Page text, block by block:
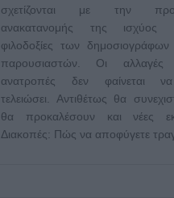
σχετίζονται με την
ανακατανομής της ισχύος
φιλοδοξίες των
παρουσιαστών. Οι
ανατροπές δεν φαίνεται
τελειώσει. Αντιθέτως θα
θα προκαλέσουν και νέες
Διακοπές: Πώς να αποφύγετε